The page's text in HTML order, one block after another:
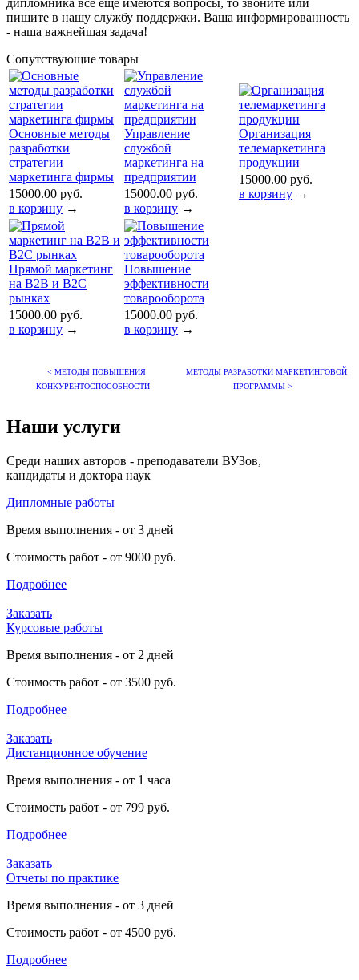
пишите в нашу службу поддержки. Ваша информированность
- наша важнейшая задача!
Сопутствующие товары
Основные методы
разработки
стратегии
маркетинга фирмы
15000.00 руб.
в корзину →
Управление
службой
маркетинга на
предприятии
15000.00 руб.
в корзину →
Организация
телемаркетинга
продукции
15000.00 руб.
в корзину →
Прямой маркетинг
на B2B и B2C
рынках
15000.00 руб.
в корзину →
Повышение
эффективности
товарооборота
15000.00 руб.
в корзину →
< МЕТОДЫ ПОВЫШЕНИЯ
КОНКУРЕНТОСПОСОБНОСТИ
МЕТОДЫ РАЗРАБОТКИ МАРКЕТИНГОВОЙ
ПРОГРАММЫ >
Наши услуги
Среди наших авторов - преподаватели ВУЗов,
кандидаты и доктора наук
Дипломные работы
Время выполнения - от 3 дней
Стоимость работ - от 9000 руб.
Подробнее
Заказать
Курсовые работы
Время выполнения - от 2 дней
Стоимость работ - от 3500 руб.
Подробнее
Заказать
Дистанционное обучение
Время выполнения - от 1 часа
Стоимость работ - от 799 руб.
Подробнее
Заказать
Отчеты по практике
Время выполнения - от 3 дней
Стоимость работ - от 4500 руб.
Подробнее